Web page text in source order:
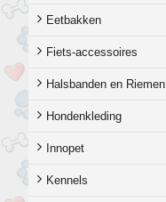
Eetbakken
Fiets-accessoires
Halsbanden en Riemen
Hondenkleding
Innopet
Kennels